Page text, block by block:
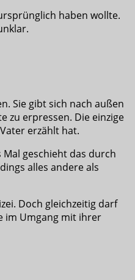
haben wollte.
Sie gibt sich nach außen
zu erpressen. Die einzige
erzählt hat.
geschieht das durch
alles andere als
Doch gleichzeitig darf
im Umgang mit ihrer